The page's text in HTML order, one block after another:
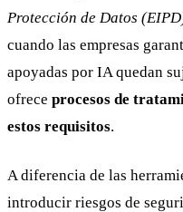
Protección de Datos
cuando las empresas
apoyadas por IA quedan
ofrece procesos de
estos requisitos.
A diferencia de las
introducir riesgos de